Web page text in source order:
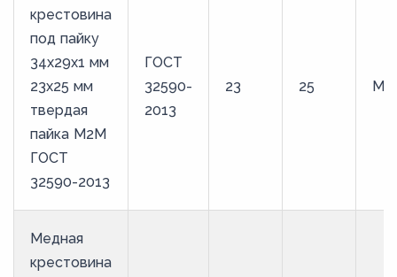
крестовина
под пайку
34х29х1 мм
23х25 мм
твердая
пайка М2М
ГОСТ
32590-2013
ГОСТ
32590-
2013
23 25
Медная
крестовина